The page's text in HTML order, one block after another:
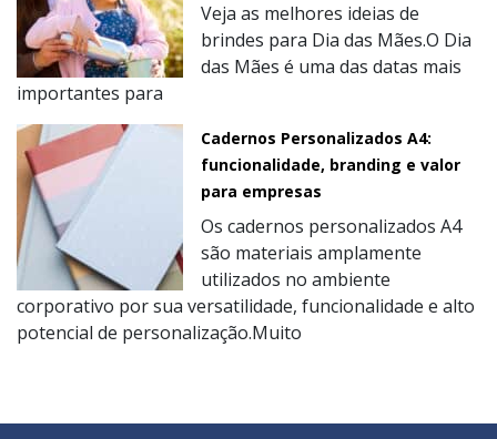
Veja as melhores ideias de
brindes para Dia das Mães.O Dia
das Mães é uma das datas mais
importantes para
Cadernos Personalizados A4:
funcionalidade, branding e valor
para empresas
Os cadernos personalizados A4
são materiais amplamente
utilizados no ambiente
corporativo por sua versatilidade, funcionalidade e alto
potencial de personalização.Muito